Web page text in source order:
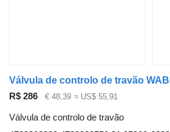
R$ 286 € 48,39 ≈ US$ 55,91
Válvula de controlo de travão